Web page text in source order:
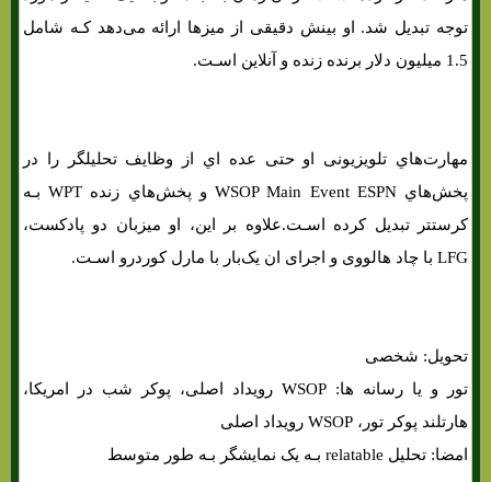
توجه تبدیل شد. او بینش دقیقی از میزها ارائه می‌دهد کـه شامل
1.5 میلیون دلار برنده زنده و آنلاین اسـت.
مهارت‌هاي‌ تلویزیونی او حتی عده اي از وظایف تحلیلگر را در
پخش‌هاي‌ WSOP Main Event ESPN و پخش‌هاي‌ زنده WPT بـه
کرستتر تبدیل کرده اسـت.علاوه بر این، او میزبان دو پادکست،
LFG با چاد هالووی و اجرای ان یک‌بار با مارل کوردرو اسـت.
تحویل: شخصی
تور و یا رسانه ها: WSOP رویداد اصلی، پوکر شب در امریکا،
هارتلند پوکر تور، WSOP رویداد اصلی
امضا: تحلیل relatable بـه یک نمایشگر بـه طور متوسط